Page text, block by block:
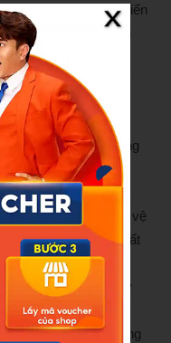
nhân gây bệnh phổ biến
nay, tiêm vắc xin
quả nhất để chủ
động lễ hội, sự kiện,
dân càng cần nâng
PGS.TS Cường
cần tiêm đầy đủ và
đồ để tạo lớp bảo vệ
lưu hành. Khi xuất
mệt mỏi, lơ mơ,
da, cần đến ngay cơ
kịp thời. Đồng thời,
dự phòng cho những